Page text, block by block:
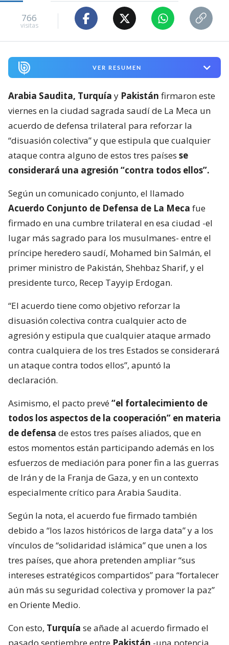
766
visitas
VER RESUMEN
Arabia Saudita, Turquía y Pakistán firmaron este
viernes en la ciudad sagrada saudí de La Meca un
acuerdo de defensa trilateral para reforzar la
“disuasión colectiva” y que estipula que cualquier
ataque contra alguno de estos tres países se
considerará una agresión “contra todos ellos”.
Según un comunicado conjunto, el llamado
Acuerdo Conjunto de Defensa de La Meca fue
firmado en una cumbre trilateral en esa ciudad -el
lugar más sagrado para los musulmanes- entre el
príncipe heredero saudí, Mohamed bin Salmán, el
primer ministro de Pakistán, Shehbaz Sharif, y el
presidente turco, Recep Tayyip Erdogan.
“El acuerdo tiene como objetivo reforzar la
disuasión colectiva contra cualquier acto de
agresión y estipula que cualquier ataque armado
contra cualquiera de los tres Estados se considerará
un ataque contra todos ellos”, apuntó la
declaración.
Asimismo, el pacto prevé“el fortalecimiento de
todos los aspectos de la cooperación” en materia
de defensa de estos tres países aliados, que en
estos momentos están participando además en los
esfuerzos de mediación para poner fin a las guerras
de Irán y de la Franja de Gaza, y en un contexto
especialmente crítico para Arabia Saudita.
Según la nota, el acuerdo fue firmado también
debido a “los lazos históricos de larga data” y a los
vínculos de “solidaridad islámica” que unen a los
tres países, que ahora pretenden ampliar “sus
intereses estratégicos compartidos” para “fortalecer
aún más su seguridad colectiva y promover la paz”
en Oriente Medio.
Con esto, Turquía se añade al acuerdo firmado el